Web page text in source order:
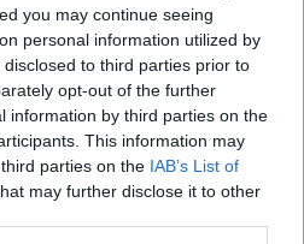
you may continue seeing
personal information utilized by
to third parties prior to
opt-out of the further
information by third parties on the
This information may
parties on the IAB’s List of
may further disclose it to other
μεταξύ
στην Ακρόπολη, από
κοντό φόρεμα και
η 30χρονη απόλαυσε
με μία άλλη